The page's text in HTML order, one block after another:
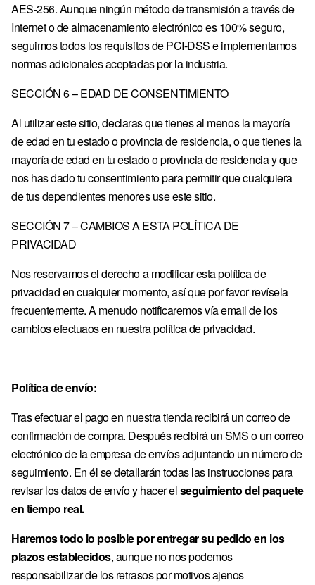
AES-256. Aunque ningún método de transmisión a través de
Internet o de almacenamiento electrónico es 100% seguro,
seguimos todos los requisitos de PCI-DSS e implementamos
normas adicionales aceptadas por la industria.
SECCIÓN 6 – EDAD DE CONSENTIMIENTO
Al utilizar este sitio, declaras que tienes al menos la mayoría
de edad en tu estado o provincia de residencia, o que tienes la
mayoría de edad en tu estado o provincia de residencia y que
nos has dado tu consentimiento para permitir que cualquiera
de tus dependientes menores use este sitio.
SECCIÓN 7 – CAMBIOS A ESTA POLÍTICA DE
PRIVACIDAD
Nos reservamos el derecho a modificar esta política de
privacidad en cualquier momento, así que por favor revísela
frecuentemente. A menudo notificaremos vía email de los
cambios efectuaos en nuestra política de privacidad.
Política de envío:
Tras efectuar el pago en nuestra tienda recibirá un correo de
confirmación de compra. Después recibirá un SMS o un correo
electrónico de la empresa de envíos adjuntando un número de
seguimiento. En él se detallarán todas las instrucciones para
revisar los datos de envío y hacer elseguimiento del paquete
en tiempo real.
Haremos todo lo posible por entregar su pedido en los
plazos establecidos, aunque no nos podemos
responsabilizar de los retrasos por motivos ajenos